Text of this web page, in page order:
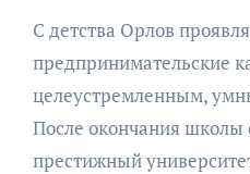
С детства Орлов
предпринимательские
целеустремленным,
После окончания школы
престижный